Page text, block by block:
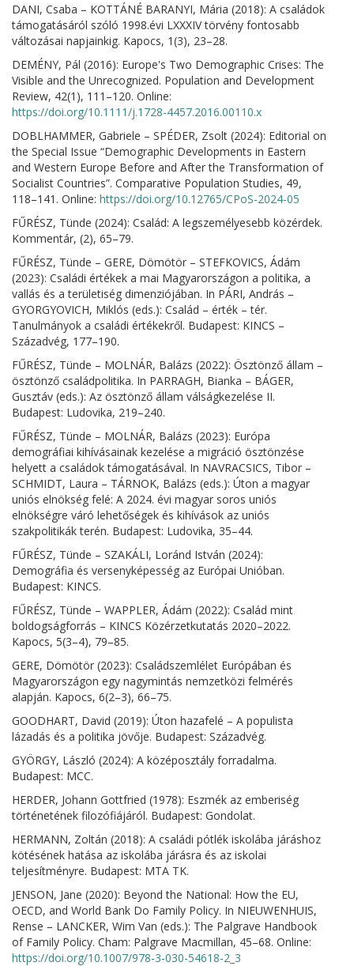
DANI, Csaba – KOTTÁNÉ BARANYI, Mária (2018): A családok
támogatásáról szóló 1998.évi LXXXIV törvény fontosabb
változásai napjainkig. Kapocs, 1(3), 23–28.
DEMÉNY, Pál (2016): Europe's Two Demographic Crises: The
Visible and the Unrecognized. Population and Development
Review, 42(1), 111–120. Online:
https://doi.org/10.1111/j.1728-4457.2016.00110.x
DOBLHAMMER, Gabriele – SPÉDER, Zsolt (2024): Editorial on
the Special Issue “Demographic Developments in Eastern
and Western Europe Before and After the Transformation of
Socialist Countries”. Comparative Population Studies, 49,
118–141. Online: https://doi.org/10.12765/CPoS-2024-05
FŰRÉSZ, Tünde (2024): Család: A legszemélyesebb közérdek.
Kommentár, (2), 65–79.
FŰRÉSZ, Tünde – GERE, Dömötör – STEFKOVICS, Ádám
(2023): Családi értékek a mai Magyarországon a politika, a
vallás és a területiség dimenziójában. In PÁRI, András –
GYORGYOVICH, Miklós (eds.): Család – érték – tér.
Tanulmányok a családi értékekről. Budapest: KINCS –
Századvég, 177–190.
FŰRÉSZ, Tünde – MOLNÁR, Balázs (2022): Ösztönző állam –
ösztönző családpolitika. In PARRAGH, Bianka – BÁGER,
Gusztáv (eds.): Az ösztönző állam válságkezelése II.
Budapest: Ludovika, 219–240.
FŰRÉSZ, Tünde – MOLNÁR, Balázs (2023): Európa
demográfiai kihívásainak kezelése a migráció ösztönzése
helyett a családok támogatásával. In NAVRACSICS, Tibor –
SCHMIDT, Laura – TÁRNOK, Balázs (eds.): Úton a magyar
uniós elnökség felé: A 2024. évi magyar soros uniós
elnökségre váró lehetőségek és kihívások az uniós
szakpolitikák terén. Budapest: Ludovika, 35–44.
FŰRÉSZ, Tünde – SZAKÁLI, Loránd István (2024):
Demográfia és versenyképesség az Európai Unióban.
Budapest: KINCS.
FŰRÉSZ, Tünde – WAPPLER, Ádám (2022): Család mint
boldogságforrás – KINCS Közérzetkutatás 2020–2022.
Kapocs, 5(3–4), 79–85.
GERE, Dömötör (2023): Családszemlélet Európában és
Magyarországon egy nagymintás nemzetközi felmérés
alapján. Kapocs, 6(2–3), 66–75.
GOODHART, David (2019): Úton hazafelé – A populista
lázadás és a politika jövője. Budapest: Századvég.
GYÖRGY, László (2024): A középosztály forradalma.
Budapest: MCC.
HERDER, Johann Gottfried (1978): Eszmék az emberiség
történetének filozófiájáról. Budapest: Gondolat.
HERMANN, Zoltán (2018): A családi pótlék iskolába járáshoz
kötésének hatása az iskolába járásra és az iskolai
teljesítményre. Budapest: MTA TK.
JENSON, Jane (2020): Beyond the National: How the EU,
OECD, and World Bank Do Family Policy. In NIEUWENHUIS,
Rense – LANCKER, Wim Van (eds.): The Palgrave Handbook
of Family Policy. Cham: Palgrave Macmillan, 45–68. Online:
https://doi.org/10.1007/978-3-030-54618-2_3